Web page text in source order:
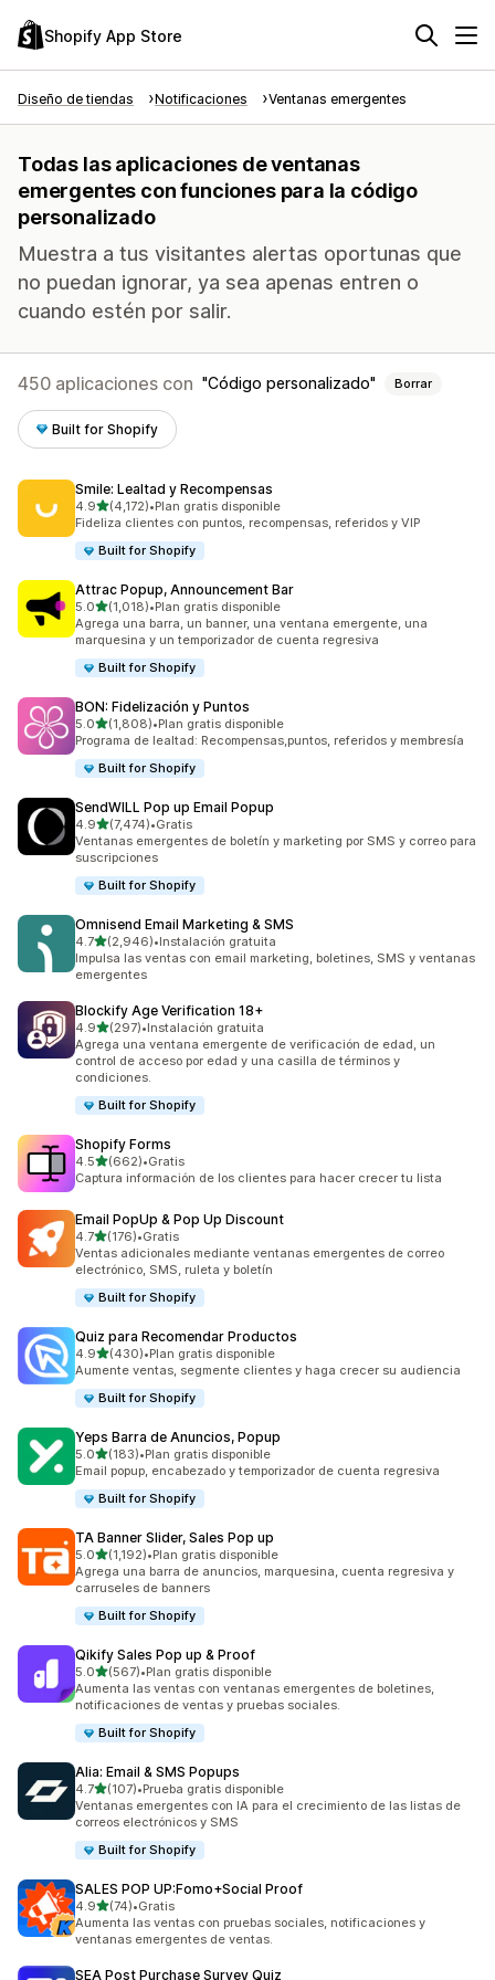
Shopify App Store
Diseño de tiendas Notificaciones Ventanas emergentes
Todas las aplicaciones de ventanas
emergentes con funciones para la código
personalizado
Muestra a tus visitantes alertas oportunas que
no puedan ignorar, ya sea apenas entren o
cuando estén por salir.
450 aplicaciones con Código personalizado Borrar
Built for Shopify
Smile: Lealtad y Recompensas
4.9de 5 estrellas
(4,172)
4172 reseñas en total
•Plan gratis disponible
Fideliza clientes con puntos, recompensas, referidos y VIP
Built for Shopify
Attrac Popup, Announcement Bar
5.0de 5 estrellas
(1,018)
1018 reseñas en total
•Plan gratis disponible
Agrega una barra, un banner, una ventana emergente, una
marquesina y un temporizador de cuenta regresiva
Built for Shopify
BON: Fidelización y Puntos
5.0de 5 estrellas
(1,808)
1808 reseñas en total
•Plan gratis disponible
Programa de lealtad: Recompensas,puntos, referidos y membresía
Built for Shopify
SendWILL Pop up Email Popup
4.9de 5 estrellas
(7,474)
7474 reseñas en total
•Gratis
Ventanas emergentes de boletín y marketing por SMS y correo para
suscripciones
Built for Shopify
Omnisend Email Marketing & SMS
4.7de 5 estrellas
(2,946)
2946 reseñas en total
•Instalación gratuita
Impulsa las ventas con email marketing, boletines, SMS y ventanas
emergentes
Blockify Age Verification 18+
4.9de 5 estrellas
(297)
297 reseñas en total
•Instalación gratuita
Agrega una ventana emergente de verificación de edad, un
control de acceso por edad y una casilla de términos y
condiciones.
Built for Shopify
Shopify Forms
4.5de 5 estrellas
(662)
662 reseñas en total
•Gratis
Captura información de los clientes para hacer crecer tu lista
Email PopUp & Pop Up Discount
4.7de 5 estrellas
(176)
176 reseñas en total
•Gratis
Ventas adicionales mediante ventanas emergentes de correo
electrónico, SMS, ruleta y boletín
Built for Shopify
Quiz para Recomendar Productos
4.9de 5 estrellas
(430)
430 reseñas en total
•Plan gratis disponible
Aumente ventas, segmente clientes y haga crecer su audiencia
Built for Shopify
Yeps Barra de Anuncios, Popup
5.0de 5 estrellas
(183)
183 reseñas en total
•Plan gratis disponible
Email popup, encabezado y temporizador de cuenta regresiva
Built for Shopify
TA Banner Slider, Sales Pop up
5.0de 5 estrellas
(1,192)
1192 reseñas en total
•Plan gratis disponible
Agrega una barra de anuncios, marquesina, cuenta regresiva y
carruseles de banners
Built for Shopify
Qikify Sales Pop up & Proof
5.0de 5 estrellas
(567)
567 reseñas en total
•Plan gratis disponible
Aumenta las ventas con ventanas emergentes de boletines,
notificaciones de ventas y pruebas sociales.
Built for Shopify
Alia: Email & SMS Popups
4.7de 5 estrellas
(107)
107 reseñas en total
•Prueba gratis disponible
Ventanas emergentes con IA para el crecimiento de las listas de
correos electrónicos y SMS
Built for Shopify
SALES POP UP:Fomo+Social Proof
4.9de 5 estrellas
(74)
74 reseñas en total
•Gratis
Aumenta las ventas con pruebas sociales, notificaciones y
ventanas emergentes de ventas.
SEA Post Purchase Survey Quiz